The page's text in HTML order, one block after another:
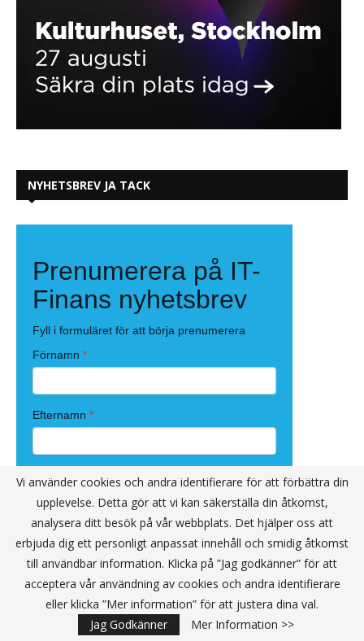
NYHETSBREV JA TACK
Vi använder cookies och andra identifierare för att förbättra din
upplevelse. Detta gör att vi kan säkerställa din åtkomst,
analysera ditt besök på vår webbplats. Det hjälper oss att
erbjuda dig ett personligt anpassat innehåll och smidig åtkomst
till användbar information. Klicka på ”Jag godkänner” för att
acceptera vår användning av cookies och andra identifierare
eller klicka ”Mer information” för att justera dina val.
Jag Godkänner
Mer Information >>